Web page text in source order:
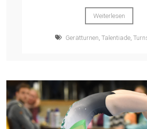
Weiterlesen
Gerätturnen, Talentiade,